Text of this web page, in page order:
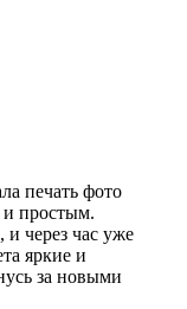
печать фото
и простым.
и через час уже
яркие и
за новыми